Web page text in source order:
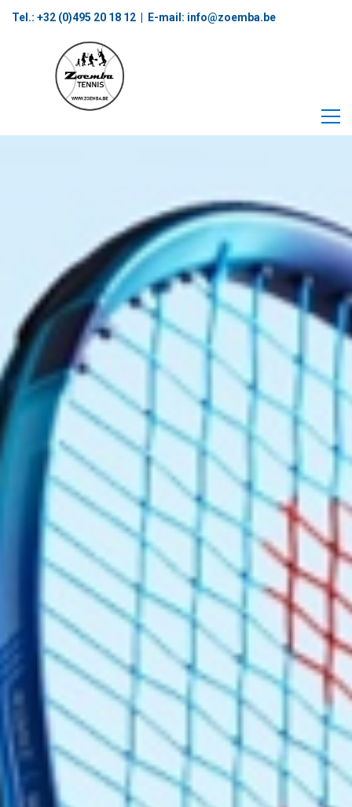
Tel.: +32 (0)495 20 18 12‬ | E-mail: info@zoemba.be